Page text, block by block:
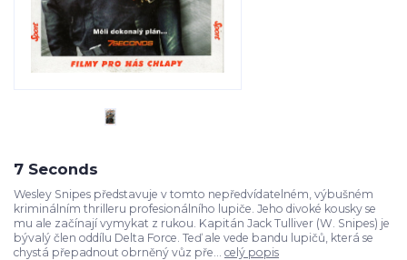
7 Seconds
Wesley Snipes představuje v tomto nepředvídatelném, výbušném
kriminálním thrilleru profesionálního lupiče. Jeho divoké kousky se
mu ale začínají vymykat z rukou. Kapitán Jack Tulliver (W. Snipes) je
bývalý člen oddílu Delta Force. Teď ale vede bandu lupičů, která se
chystá přepadnout obrněný vůz pře... celý popis